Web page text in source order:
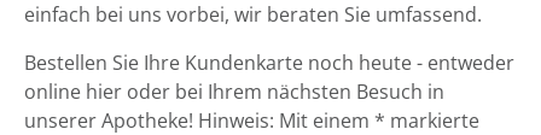
einfach bei uns vorbei, wir beraten Sie umfassend.
Bestellen Sie Ihre Kundenkarte noch heute - entweder
online hier oder bei Ihrem nächsten Besuch in
unserer Apotheke! Hinweis: Mit einem * markierte